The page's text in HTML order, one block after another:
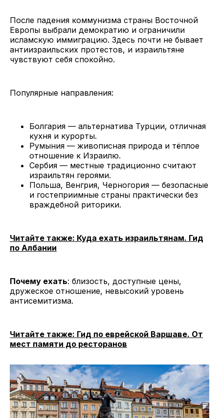
После падения коммунизма страны Восточной
Европы выбрали демократию и ограничили
исламскую иммиграцию. Здесь почти не бывает
антиизраильских протестов, и израильтяне
чувствуют себя спокойно.
Популярные направления:
Болгария — альтернатива Турции, отличная
кухня и курорты.
Румыния — живописная природа и тёплое
отношение к Израилю.
Сербия — местные традиционно считают
израильтян героями.
Польша, Венгрия, Черногория — безопасные
и гостеприимные страны практически без
враждебной риторики.
Читайте также: Куда ехать израильтянам. Гид
по Албании
Почему ехать: близость, доступные цены,
дружеское отношение, невысокий уровень
антисемитизма.
Читайте также: Гид по еврейской Варшаве. От
мест памяти до ресторанов